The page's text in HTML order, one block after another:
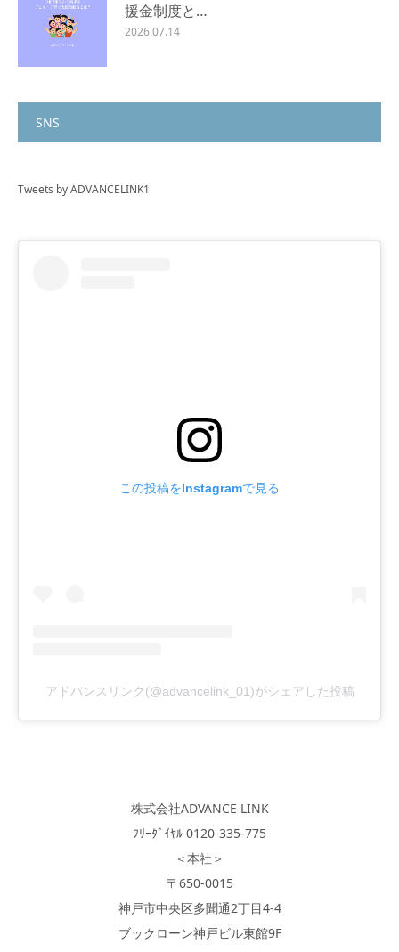
援金制度と…
2026.07.14
SNS
Tweets by ADVANCELINK1
この投稿をInstagramで見る
アドバンスリンク(@advancelink_01)がシェアした投稿
株式会社ADVANCE LINK
ﾌﾘｰﾀﾞｲﾔﾙ 0120-335-775
＜本社＞
〒650-0015
神戸市中央区多聞通2丁目4-4
ブックローン神戸ビル東館9F